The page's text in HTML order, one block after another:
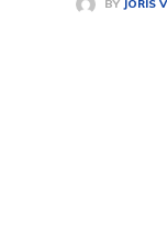
BY JORIS